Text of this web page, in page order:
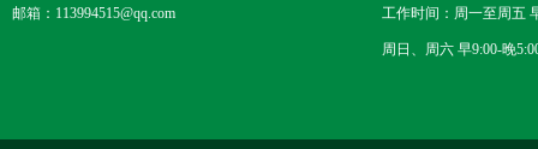
邮箱：113994515@qq.com 工作时间：周一至周五
周日、周六 早9:00-晚